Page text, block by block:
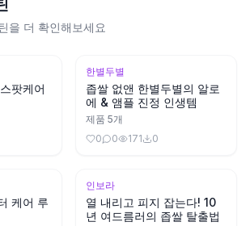
을 더 확인해보세요
팟케어
한별두별
좁쌀 없앤 한별두별의 알로
에 & 앰플 진정 인생템
제품 5개
0
0 171 0
케어 루
인보라
열 내리고 피지 잡는다! 10
년 여드름러의 좁쌀 탈출법